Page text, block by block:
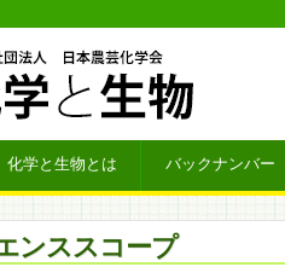
化学と生物とは バックナンバー
ンススコープ